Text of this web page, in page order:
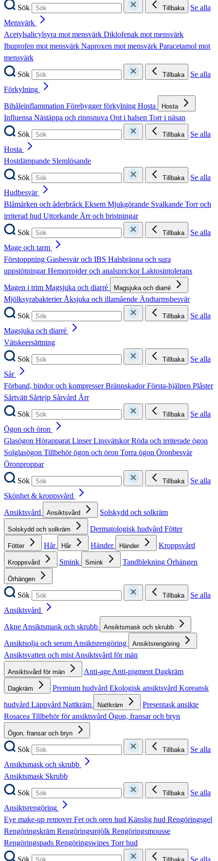
Sök
Tillbaka
Se alla
Mensvärk
Acetylsalicylsyra mot mensvärk Diklofenak mot mensvärk
Ibuprofen mot mensvärk Naproxen mot mensvärk Paracetamol mot
mensvärk
Sök
Tillbaka
Se alla
Förkylning
Bihåleinflammation Förebygger förkylning Hosta Hosta
Influensa Nästäppa och rinnsnuva Ont i halsen Torr i näsan
Sök
Tillbaka
Se alla
Hosta
Hostdämpande Slemlösande
Sök
Tillbaka
Se alla
Hudbesvär
Blåmärken och åderbråck Eksem Mjukgörande Svalkande Torr och
irriterad hud Uttorkande Ärr och bristningar
Sök
Tillbaka
Se alla
Mage och tarm
Förstoppning Gasbesvär och IBS Halsbränna och sura
uppstötningarHemorrojder och analsprickorLaktosintolerans
Magen i trim Magsjuka och diarré Magsjuka och diarré
MjölksyrabakterierÅksjuka och illamående Ändtarmsbesvär
Sök
Tillbaka
Se alla
Magsjuka och diarré
Vätskeersättning
Sök
Tillbaka
Se alla
Sår
Förband, bindor och kompresserBrännskadorFörsta-hjälpen Plåster
Sårtvätt Sårtejp Sårvård Ärr
Sök
Tillbaka
Se alla
Ögon och öron
Glasögon HörapparatLinserLinsvätskorRöda och irriterade ögon
Solglasögon Tillbehör ögon och öron Torra ögon Öronbesvär
Öronproppar
Sök
Tillbaka
Se alla
Skönhet & kroppsvård
Ansiktsvård
Ansiktsvård Solskydd och solkräm
Solskydd och solkräm Dermatologisk hudvård Fötter
Fötter Hår Hår Händer Händer Kroppsvård
Kroppsvård Smink Smink Tandblekning Örhängen
Örhängen
Sök Tillbaka
Se alla
Ansiktsvård
AkneAnsiktsmask och skrubb Ansiktsmask och skrubb
Ansiktsolja och serumAnsiktsrengöring Ansiktsrengöring
Ansiktsvatten och mistAnsiktsvård för män
Ansiktsvård för män Anti-ageAnti-pigmentDagkräm
Dagkräm Premium hudvård Ekologisk ansiktsvård Koreansk
hudvård Läppvård Nattkräm Nattkräm
Presentask ansikte
Rosacea Tillbehör för ansiktsvård Ögon, fransar och bryn
Ögon, fransar och bryn
Sök Tillbaka
Se alla
Ansiktsmask och skrubb
Ansiktsmask Skrubb
Sök
Tillbaka
Se alla
Ansiktsrengöring
Eye make-up removerFet och oren hud Känslig hud Rengöringsgel
Rengöringskräm Rengöringsmjölk Rengöringsmousse
Rengöringspads Rengöringswipes Torr hud